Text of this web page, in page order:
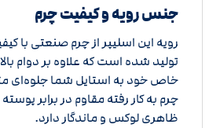
جنس رویه و کیفیت چرم
تولید شده است که علاوه بر دوام
خاص خود به استایل شما جلوه‌ای
چرم به کار رفته مقاوم در برابر
ظاهری لوکس و ماندگار دارد.